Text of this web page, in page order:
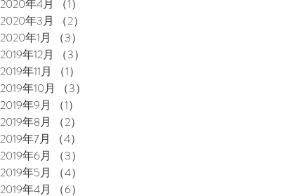
2020年4月
（1）
2020年3月
（2）
2020年1月
（3）
2019年12月
（3）
2019年11月
（1）
2019年10月
（3）
2019年9月
（1）
2019年8月
（2）
2019年7月
（4）
2019年6月
（3）
2019年5月
（4）
2019年4月
（6）